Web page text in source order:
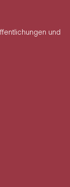
und